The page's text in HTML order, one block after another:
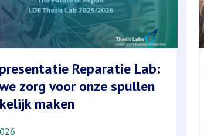
Reparatie Lab:
zorg voor onze spullen
maken